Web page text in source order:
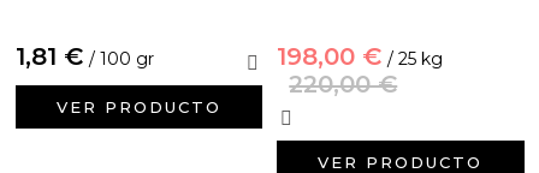
1,81 € / 100 gr
VER PRODUCTO
198,00 € / 25 kg
220,00 €
VER PRODUCTO